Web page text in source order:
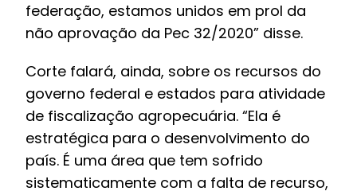
federação, estamos unidos em prol da
não aprovação da Pec 32/2020” disse.
Corte falará, ainda, sobre os recursos do
governo federal e estados para atividade
de fiscalização agropecuária. “Ela é
estratégica para o desenvolvimento do
país. É uma área que tem sofrido
sistematicamente com a falta de recurso,